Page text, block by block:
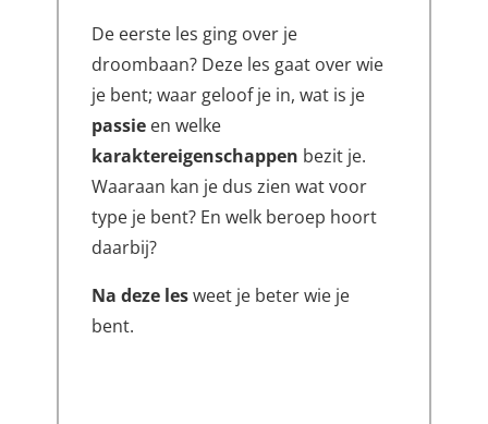
De eerste les ging over je
droombaan? Deze les gaat over wie
je bent; waar geloof je in, wat is je
passie en welke
karaktereigenschappen bezit je.
Waaraan kan je dus zien wat voor
type je bent? En welk beroep hoort
daarbij?
Na deze lesweet je beter wie je
bent.